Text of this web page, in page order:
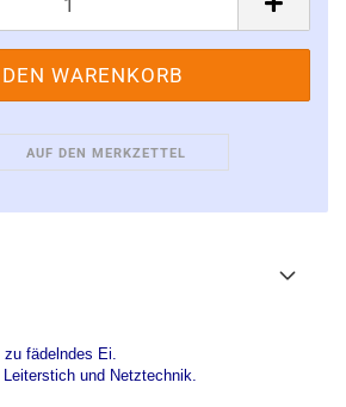
AUF DEN MERKZETTEL
zu fädelndes Ei.
und Netztechnik.